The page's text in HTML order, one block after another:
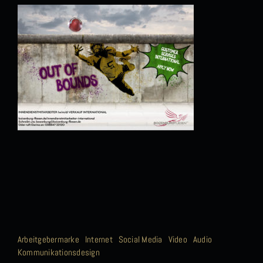
Arbeitgebermarke Internet Social Media Video Audio
Kommunikationsdesign